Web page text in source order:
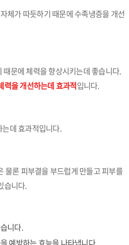
체가 따듯하기 때문에 수족냉증을 개선
문에 체력을 향상시키는데 좋습니다.
력을 개선하는데 효과적입니다.
데 효과적입니다.
물론 피부결을 부드럽게 만들고 피부를
습니다.
니다.
예방하는 효능을 나타냅니다.